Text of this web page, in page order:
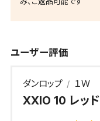
ユーザー評価
ダンロップ １Ｗ
XXIO 10 レッド